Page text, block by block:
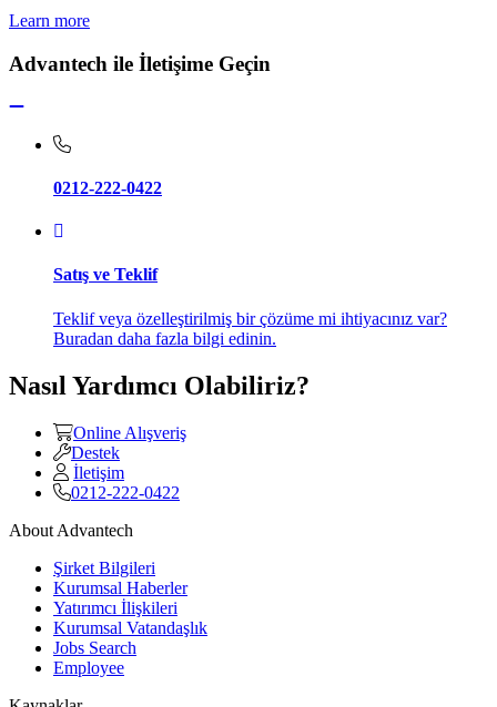
Learn more
Advantech ile İletişime Geçin
0212-222-0422
Satış ve Teklif
Teklif veya özelleştirilmiş bir çözüme mi ihtiyacınız var?
Buradan daha fazla bilgi edinin.
Nasıl Yardımcı Olabiliriz?
Online Alışveriş
Destek
İletişim
0212-222-0422
About Advantech
Şirket Bilgileri
Kurumsal Haberler
Yatırımcı İlişkileri
Kurumsal Vatandaşlık
Jobs Search
Employee